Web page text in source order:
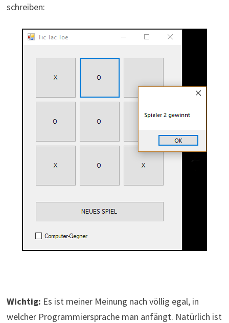
schreiben:
Wichtig: Es ist meiner Meinung nach völlig egal, in
welcher Programmiersprache man anfängt. Natürlich ist